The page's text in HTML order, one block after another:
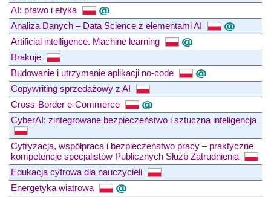
AI: prawo i etyka
Analiza Danych – Data Science z elementami AI
Artificial intelligence. Machine learning
Brakuje
Budowanie i utrzymanie aplikacji no-code
Copywriting sprzedażowy z AI
Cross-Border e-Commerce
CyberAI: zintegrowane bezpieczeństwo i sztuczna inteligencja
Cyfryzacja, współpraca i bezpieczeństwo pracy – praktyczne
kompetencje specjalistów Publicznych Służb Zatrudnienia
Edukacja cyfrowa dla nauczycieli
Energetyka wiatrowa